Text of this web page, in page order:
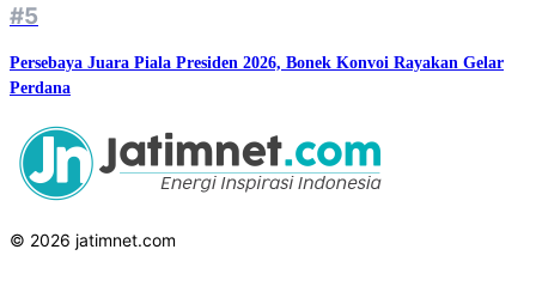
#5
Persebaya Juara Piala Presiden 2026, Bonek Konvoi Rayakan Gelar
Perdana
© 2026 jatimnet.com